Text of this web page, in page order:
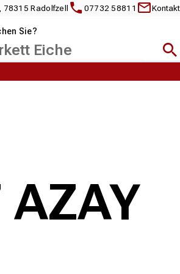
78315 Radolfzell 07732 58811 Kontakt
Sie?